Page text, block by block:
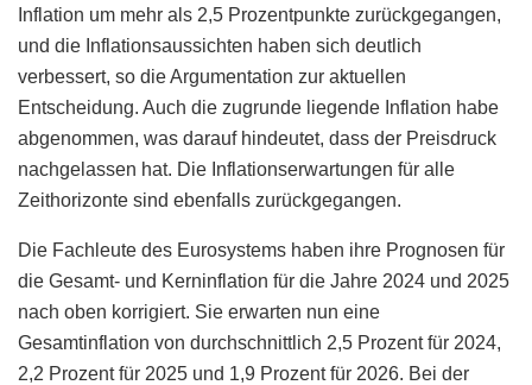
Inflation um mehr als 2,5 Prozentpunkte zurückgegangen,
und die Inflationsaussichten haben sich deutlich
verbessert, so die Argumentation zur aktuellen
Entscheidung. Auch die zugrunde liegende Inflation habe
abgenommen, was darauf hindeutet, dass der Preisdruck
nachgelassen hat. Die Inflationserwartungen für alle
Zeithorizonte sind ebenfalls zurückgegangen.
Die Fachleute des Eurosystems haben ihre Prognosen für
die Gesamt- und Kerninflation für die Jahre 2024 und 2025
nach oben korrigiert. Sie erwarten nun eine
Gesamtinflation von durchschnittlich 2,5 Prozent für 2024,
2,2 Prozent für 2025 und 1,9 Prozent für 2026. Bei der